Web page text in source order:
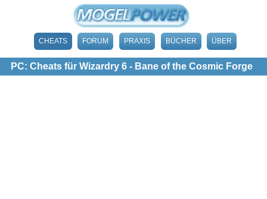
CHEATS FORUM PRAXIS BÜCHER ÜBER
PC: Cheats für Wizardry 6 - Bane of the Cosmic Forge